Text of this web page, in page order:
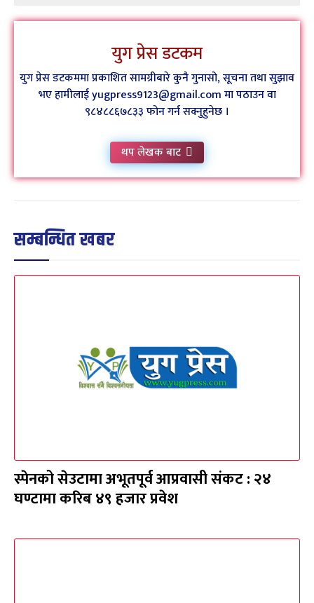
युग प्रेस डटकम
युग प्रेस डटकममा प्रकाशित सामग्रीबारे कुनै गुनासो, सूचना तथा सुझाव
भए हामीलाई yugpress9123@gmail.com मा पठाउन वा
९८४८८६७८३३ फोन गर्न सक्नुहुनेछ ।
थप लेखक बाट
सम्बन्धित खबर
स्पेनको सेउटामा अभूतपूर्व आप्रवासी संकट : २४
घण्टामा करिब ४९ हजार प्रवेश